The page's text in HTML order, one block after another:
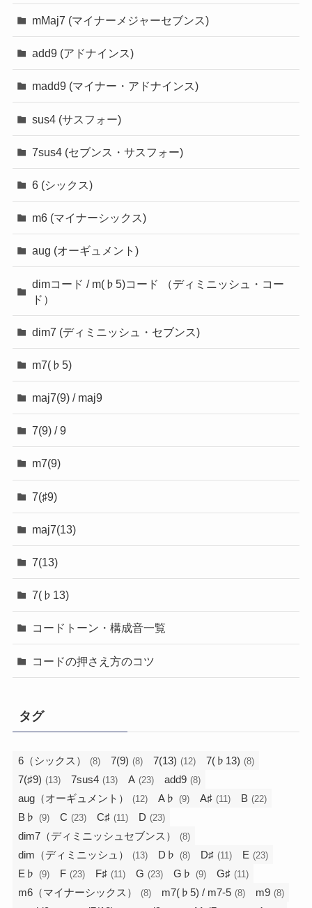
mMaj7 (マイナーメジャーセブンス)
add9 (アドナインス)
madd9 (マイナー・アドナインス)
sus4 (サスフォー)
7sus4 (セブンス・サスフォー)
6 (シックス)
m6 (マイナーシックス)
aug (オーギュメント)
dimコード / m(♭5)コード （ディミニッシュ・コー
ド）
dim7 (ディミニッシュ・セブンス)
m7(♭5)
maj7(9) / maj9
7(9) / 9
m7(9)
7(♯9)
maj7(13)
7(13)
7(♭13)
コードトーン・構成音一覧
コードの押さえ方のコツ
タグ
6（シックス） (8) 7(9) (8) 7(13) (12) 7(♭13) (8)
7(♯9) (13) 7sus4 (13) A (23) add9 (8)
aug（オーギュメント） (12) A♭ (9) A♯ (11) B (22)
B♭ (9) C (23) C♯ (11) D (23)
dim7（ディミニッシュセブンス） (8)
dim（ディミニッシュ） (13) D♭ (8) D♯ (11) E (23)
E♭ (9) F (23) F♯ (11) G (23) G♭ (9) G♯ (11)
m6（マイナーシックス） (8) m7(♭5) / m7-5 (8) m9 (8)